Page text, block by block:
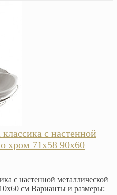
с настенной
хром 71х58 90х60
с настенной металлической
см Варианты и размеры: